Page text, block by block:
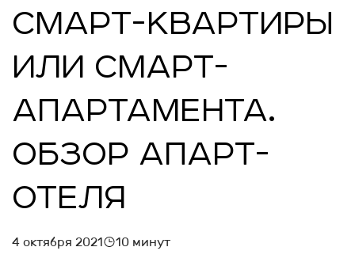
СМАРТ-КВАРТИРЫ
ИЛИ СМАРТ-
АПАРТАМЕНТА.
ОБЗОР АПАРТ-
ОТЕЛЯ
4 октября 2021 10 минут